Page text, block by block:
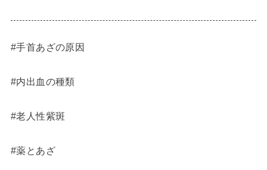
#手首あざの原因
#内出血の種類
#老人性紫斑
#薬とあざ